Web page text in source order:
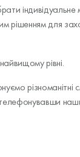
індивідуальне
рішенням для
рівні.
різноманітні